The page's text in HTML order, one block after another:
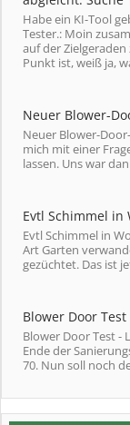
Habe ein KI-Tool
Tester.: Moin
auf der
Punkt ist, weiß ja,
Neuer Blower-
Neuer Blower-
mich mit einer
lassen. Uns war
Evtl Schimmel in
Evtl Schimmel in
Art Garten
gezüchtet. Das ist
Blower Door
Blower Door Test -
Ende der
70. Nun soll noch